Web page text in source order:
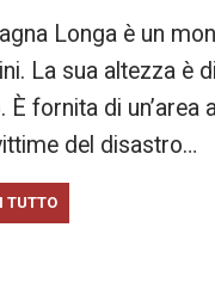
Longa è un
La sua altezza è
È fornita di
del disastro…
TUTTO